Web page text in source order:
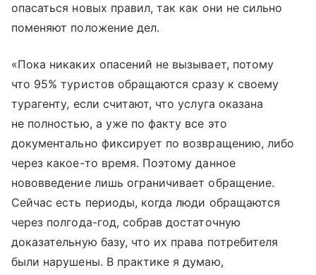
опасаться новых правил, так как они не сильно
поменяют положение дел.
«Пока никаких опасений не вызывает, потому
что 95% туристов обращаются сразу к своему
турагенту, если считают, что услуга оказана
не полностью, а уже по факту все это
документально фиксирует по возвращению, либо
через какое-то время. Поэтому данное
нововведение лишь ограничивает обращение.
Сейчас есть периоды, когда люди обращаются
через полгода-год, собрав достаточную
доказательную базу, что их права потребителя
были нарушены. В практике я думаю,